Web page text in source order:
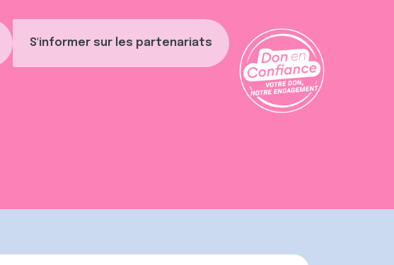
S'informer sur les partenariats